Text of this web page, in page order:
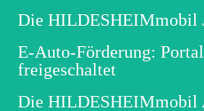
Die HILDESHEIMmobil
E-Auto-Förderung:
freigeschaltet
Die HILDESHEIMmobil